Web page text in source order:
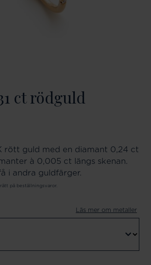
ct rödguld
rött guld med en diamant 0,24 ct
à 0,005 ct längs skenan.
i andra guldfärger.
på beställningsvaror.
Läs mer om metaller